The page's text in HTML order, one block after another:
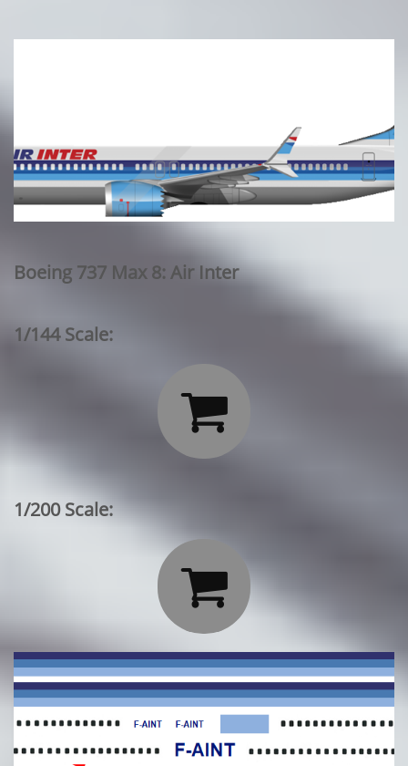
Boeing 737 Max 8: Air Inter
1/144 Scale:

1/200 Scale:
